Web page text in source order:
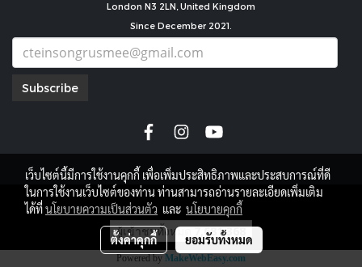
London N3 2LN, United Kingdom
Since December 2021.
Subscribe
copyright by
ผู้เข้าชมทั้งหมด7,681,368
Powered byMakeWebEasy.com
เว็บไซต์นี้มีการใช้งานคุกกี้ เพื่อเพิ่มประสิทธิภาพและประสบการณ์ที่ดี
ในการใช้งานเว็บไซต์ของท่าน ท่านสามารถอ่านรายละเอียดเพิ่มเติม
ได้ที่นโยบายความเป็นส่วนตัว และ นโยบายคุกกี้
ตั้งค่าคุกกี้ ยอมรับทั้งหมด